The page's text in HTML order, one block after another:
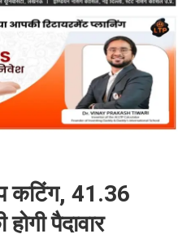
कटिंग, 41.36
पैदावार